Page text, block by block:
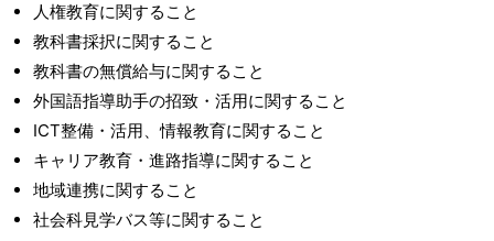
人権教育に関すること
教科書採択に関すること
教科書の無償給与に関すること
外国語指導助手の招致・活用に関すること
ICT整備・活用、情報教育に関すること
キャリア教育・進路指導に関すること
地域連携に関すること
社会科見学バス等に関すること